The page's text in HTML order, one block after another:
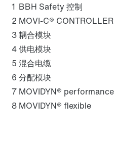
1 BBH Safety 控制
2 MOVI-C® CONTROLLER
3耦合模块
4供电模块
5 混合电缆
6 分配模块
7 MOVIDYN® performance
8 MOVIDYN® flexible